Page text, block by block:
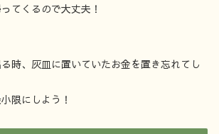
てくるので大丈夫！
時、灰皿に置いていたお金を置き忘れてし
限にしよう！